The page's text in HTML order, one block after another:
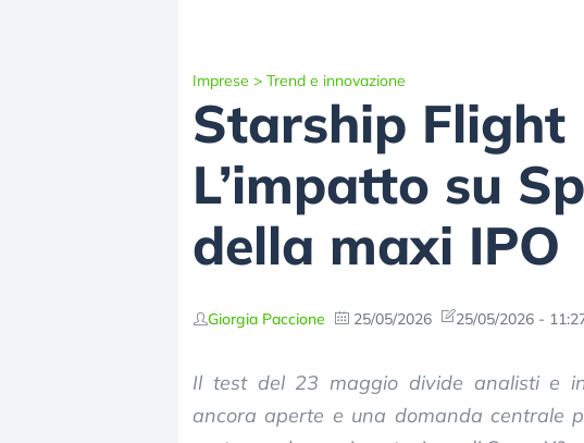
Imprese > Trend e innovazione
Starship Flight
L’impatto su
della maxi IPO
Giorgia Paccione 25/05/2026 25/05/2026 -
Il test del 23 maggio divide analisti e
ancora aperte e una domanda centrale